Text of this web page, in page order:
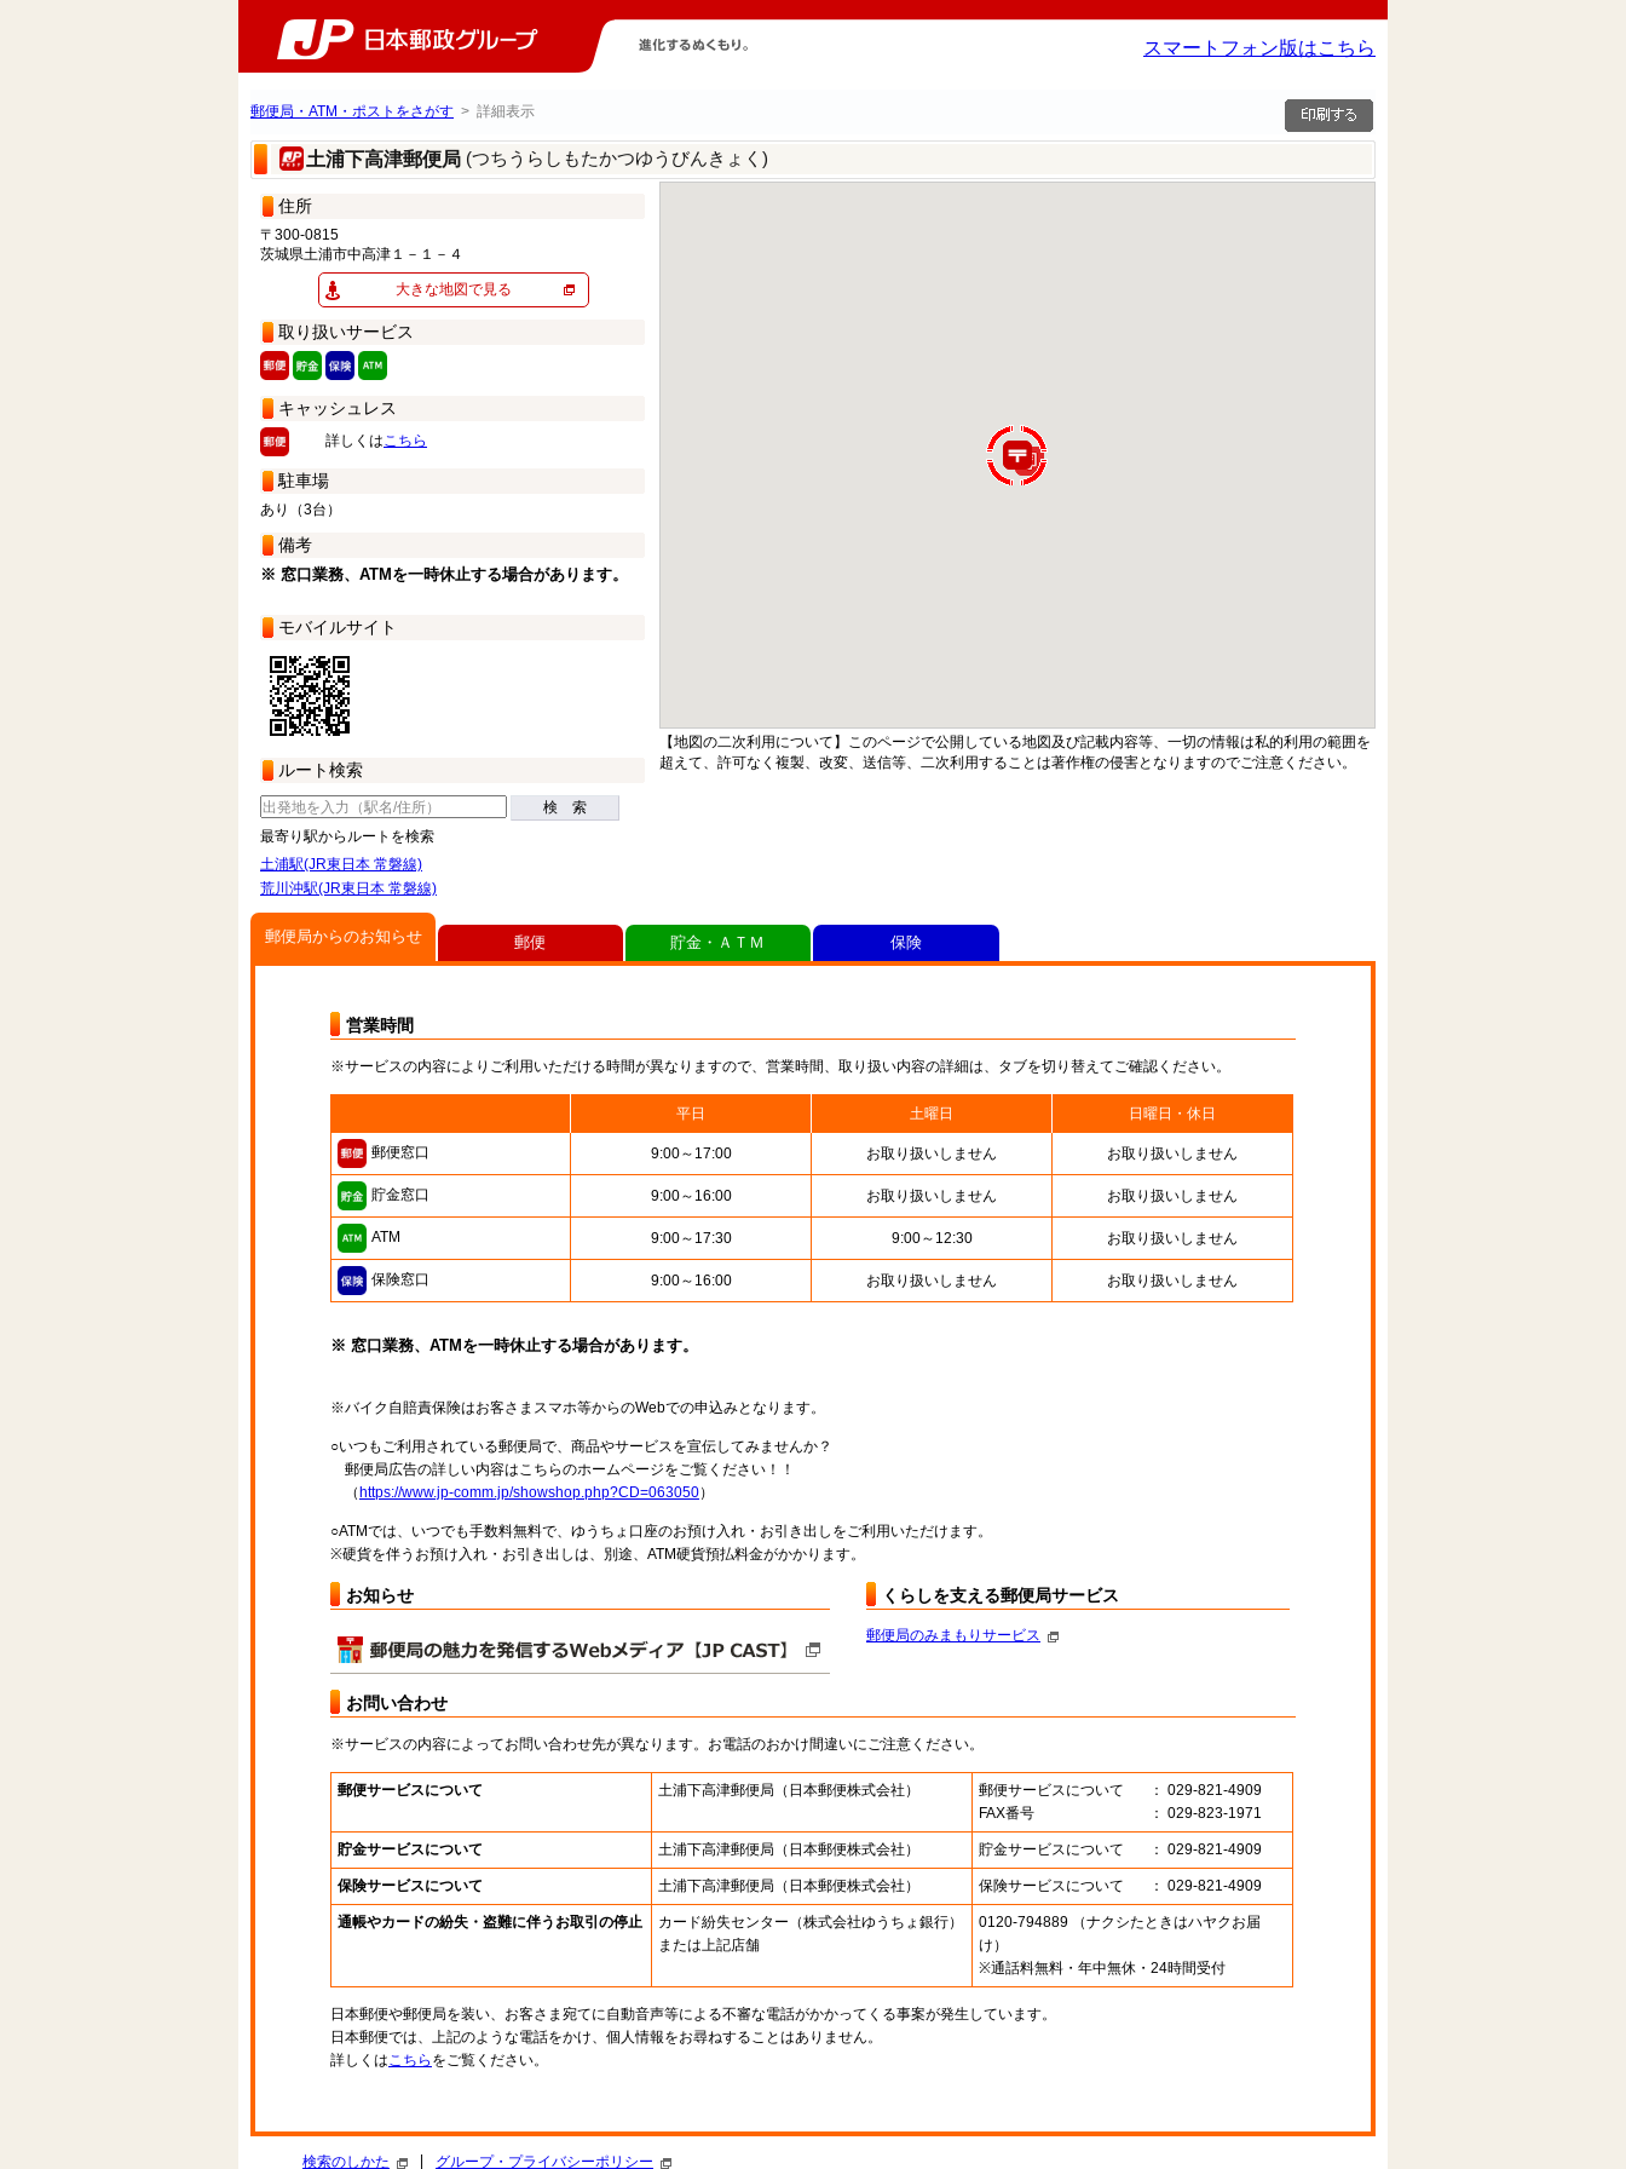
スマートフォン版はこちら
郵便局・ATM・ポストをさがす > 詳細表示
土浦下高津郵便局 (つちうらしもたかつゆうびんきょく)
住所
〒300-0815
茨城県土浦市中高津１－１－４
大きな地図で見る
取り扱いサービス
キャッシュレス
詳しくはこちら
駐車場
あり（3台）
備考
※ 窓口業務、ATMを一時休止する場合があります。
モバイルサイト
ルート検索
検 索
最寄り駅からルートを検索
土浦駅(JR東日本 常磐線)
荒川沖駅(JR東日本 常磐線)
【地図の二次利用について】このページで公開している地図及び記載内容等、一切の情報は私的利用の範囲を
超えて、許可なく複製、改変、送信等、二次利用することは著作権の侵害となりますのでご注意ください。
郵便局からのお知らせ
営業時間
※サービスの内容によりご利用いただける時間が異なりますので、営業時間、取り扱い内容の詳細は、タブを切り替えてご確認ください。
平日 土曜日 日曜日・休日
郵便窓口 9:00～17:00 お取り扱いしません お取り扱いしません
貯金窓口 9:00～16:00 お取り扱いしません お取り扱いしません
ATM 9:00～17:30 9:00～12:30 お取り扱いしません
保険窓口 9:00～16:00 お取り扱いしません お取り扱いしません
※ 窓口業務、ATMを一時休止する場合があります。
※バイク自賠責保険はお客さまスマホ等からのWebでの申込みとなります。
○いつもご利用されている郵便局で、商品やサービスを宣伝してみませんか？
郵便局広告の詳しい内容はこちらのホームページをご覧ください！！
（ https://www.jp-comm.jp/showshop.php?CD=063050）
○ATMでは、いつでも手数料無料で、ゆうちょ口座のお預け入れ・お引き出しをご利用いただけます。
※硬貨を伴うお預け入れ・お引き出しは、別途、ATM硬貨預払料金がかかります。
お知らせ くらしを支える郵便局サービス
郵便局のみまもりサービス
お問い合わせ
※サービスの内容によってお問い合わせ先が異なります。お電話のおかけ間違いにご注意ください。
郵便サービスについて 土浦下高津郵便局 （日本郵便株式会社） 郵便サービスについて
： 029-821-4909
FAX番号
： 029-823-1971
貯金サービスについて 土浦下高津郵便局 （日本郵便株式会社） 貯金サービスについて ： 029-821-4909
保険サービスについて 土浦下高津郵便局 （日本郵便株式会社） 保険サービスについて ： 029-821-4909
通帳やカードの紛失・盗難に伴うお取引の停止 カード紛失センター （株式会社ゆうちょ銀行）
または上記店舗
0120-794889 （ナクシたときはハヤクお届
け）
※通話料無料・年中無休・24時間受付
日本郵便や郵便局を装い、お客さま宛てに自動音声等による不審な電話がかかってくる事案が発生しています。
日本郵便では、上記のような電話をかけ、個人情報をお尋ねすることはありません。
詳しくはこちら をご覧ください。
郵便 貯金・ＡＴＭ 保険
検索のしかた グループ・プライバシーポリシー